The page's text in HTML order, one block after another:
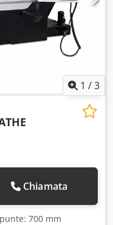
1 /3
Chiamata
700 mm